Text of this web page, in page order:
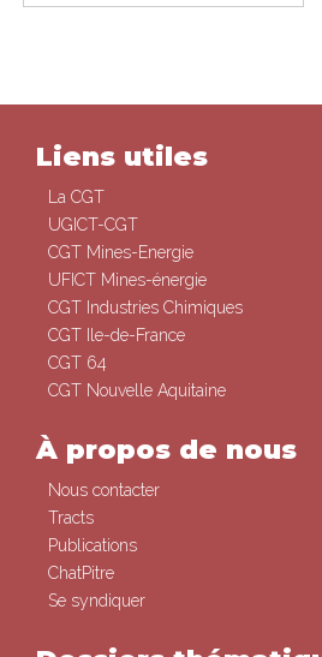
Liens utiles
La CGT
UGICT-CGT
CGT Mines-Energie
UFICT Mines-énergie
CGT Industries Chimiques
CGT Ile-de-France
CGT 64
CGT Nouvelle Aquitaine
À propos de nous
Nous contacter
Tracts
Publications
ChatPitre
Se syndiquer